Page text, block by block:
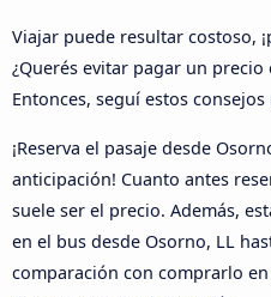
Viajar puede resultar costoso,
¿Querés evitar pagar un precio
Entonces, seguí estos
¡Reserva el pasaje desde
anticipación! Cuanto antes
suele ser el precio. Además,
en el bus desde Osorno, LL
comparación con comprarlo